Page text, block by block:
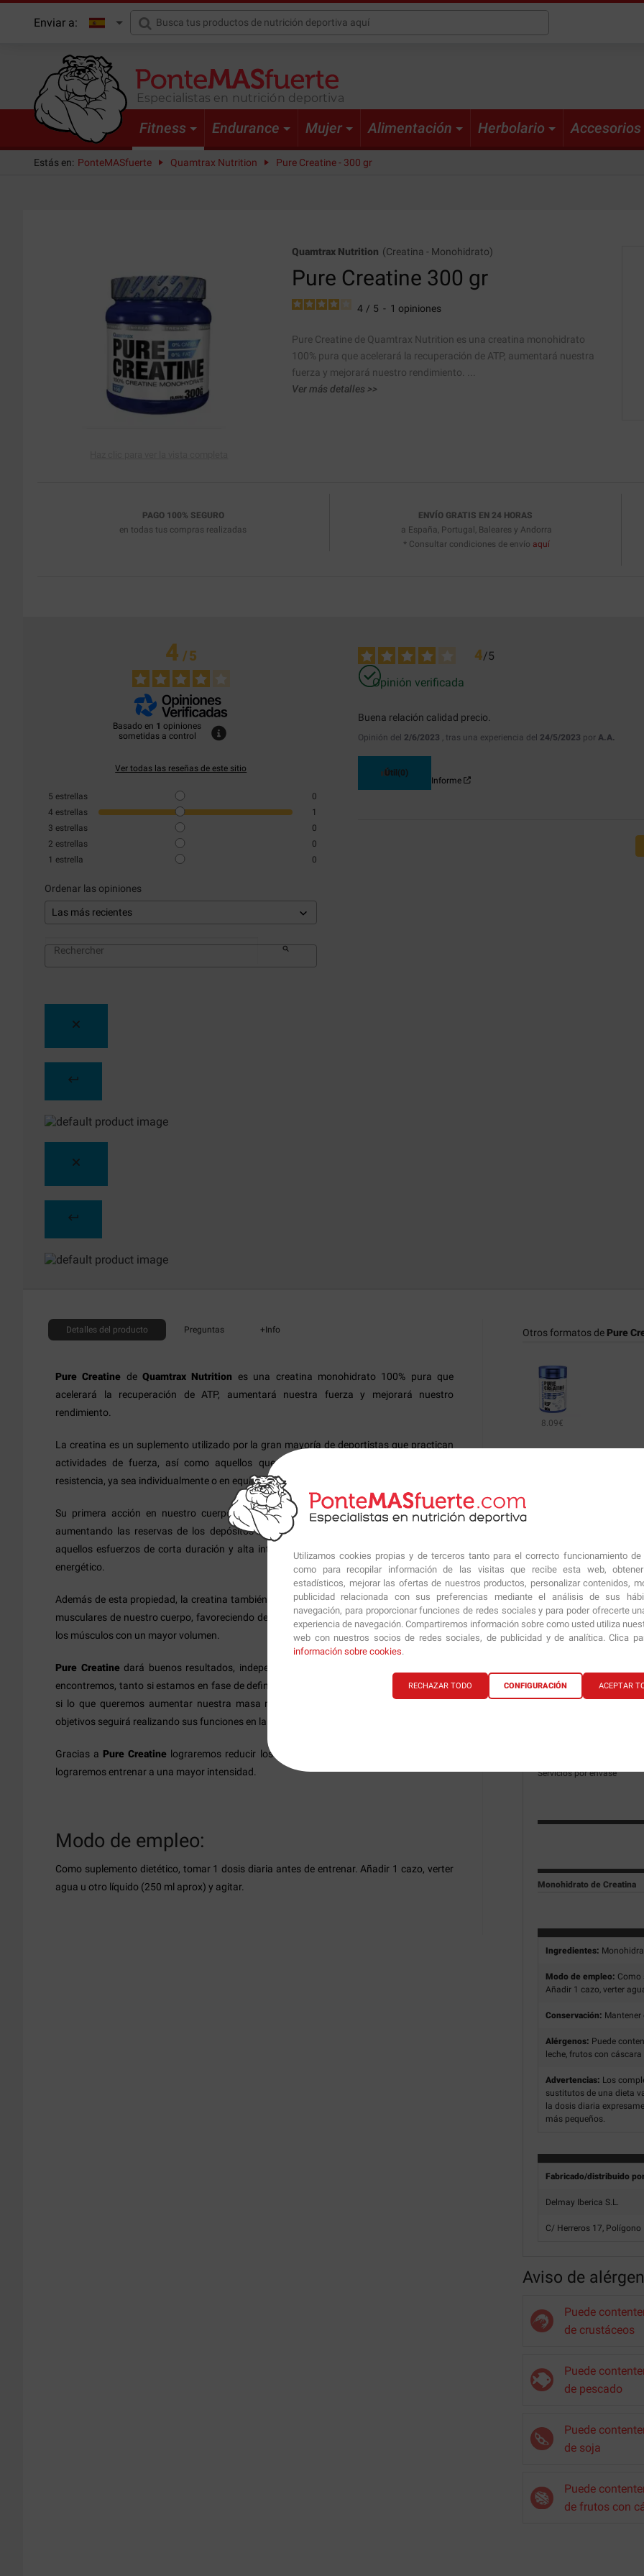
Utilizamos cookies propias y de terceros tanto para el correcto funcionamiento
como para recopilar información de las visitas que recibe esta web,
estadísticos, mejorar las ofertas de nuestros productos, personalizar contenidos,
publicidad relacionada con sus preferencias mediante el análisis de sus
navegación, para proporcionar funciones de redes sociales y para poder ofrecerte
experiencia de navegación. Compartiremos información sobre como usted utiliza
web con nuestros socios de redes sociales, de publicidad y de analítica. Clica
información sobre cookies.
ACEPTAR
RECHAZAR TODO CONFIGURACIÓN
Enviar a:
Especialistas en nutrición deportiva
Fitness Endurance Mujer Alimentación Herbolario Accesorios
Estás en: PonteMASfuerte Quamtrax Nutrition Pure Creatine - 300 gr
Quamtrax Nutrition (Creatina - Monohidrato)
Pure Creatine 300 gr
4 / 5 - 1 opiniones
Pure Creatine de Quamtrax Nutrition es una creatina monohidrato
100% pura que acelerará la recuperación de ATP, aumentará nuestra
fuerza y mejorará nuestro rendimiento. ...
Ver más detalles >>
PAGO 100% SEGURO
en todas tus compras realizadas
ENVÍO GRATIS EN 24 HORAS
a España, Portugal, Baleares y Andorra
* Consultar condiciones de envío aquí
4/5
Basado en 1 opiniones
sometidas a control
Ver todas las reseñas de este sitio
5 estrellas
0
4 estrellas
1
3 estrellas
0
2 estrellas
0
1 estrella 0
Ordenar las opiniones
4/5
Opinión verificada
Buena relación calidad precio.
Opinión del 2/6/2023 , tras una experiencia del 24/5/2023 porA.A.
Útil (0)
Informe
Detalles del producto Preguntas +Info
Pure Creatine deQuamtrax Nutrition es una creatina monohidrato 100% pura que
acelerará la recuperación de ATP, aumentará nuestra fuerza y mejorará nuestro
rendimiento.
La creatina es un suplemento utilizado por la gran mayoría de deportistas que practican
actividades de fuerza, así como aquellos que realizan otro tipo de actividades de
resistencia, ya sea individualmente o en equipo para mejorar su rendimiento.
Su primera acción en nuestro cuerpo actua reforzando el sistema de fosfocreatina,
aumentando las reservas de los depósitos de ATP, importante especialmente durante
aquellos esfuerzos de corta duración y alta intensidad en los que es el primer sustrato
energético.
Además de esta propiedad, la creatina también interviene en la hidratación de las celulas
musculares de nuestro cuerpo, favoreciendo de esta manera el rendimiento y mostrando
los músculos con un mayor volumen.
Pure Creatinedará buenos resultados, independiente mente del momento en que nos
encontremos, tanto si estamos en fase de definición o pérdida de peso, mantenimiento o
si lo que queremos aumentar nuestra masa muscular, ya que en cualquiera de estos
objetivos seguirá realizando sus funciones en la mejora del rendimiento y la fuerza.
Gracias a Pure Creatine lograremos reducir los tiempos de recuperación entre series y
lograremos entrenar a una mayor intensidad.
Modo de empleo:
Como suplemento dietético, tomar 1 dosis diaria antes de entrenar. Añadir 1 cazo, verter
agua u otro líquido (250 ml aprox) y agitar.
Otros formatos de Pure
8.09€
40.90€
Información
Servicios por envase
Monohidrato de Creatina
Ingredientes:
Modo de empleo: Como
Añadir 1 cazo, verter
Conservación: Mantener
Alérgenos: Puede
leche, frutos con
Advertencias: Los
sustitutos de una dieta
la dosis diaria
más pequeños.
Fabricado/distribuido
Delmay Iberica S.L.
C/ Herreros 17,
Aviso de
Puede
de crustáceos
Puede
de pescado
Puede
de soja
Puede
de frutos con